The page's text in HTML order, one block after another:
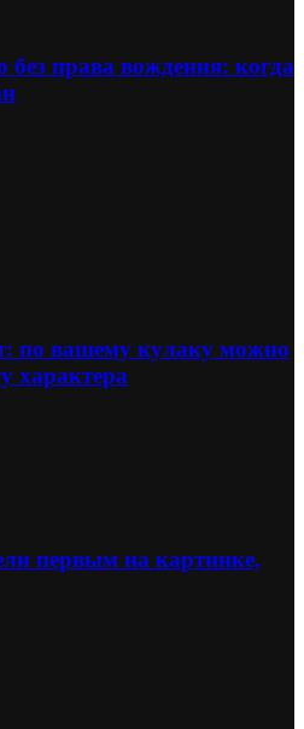
без права вождения: когда
по вашему кулаку можно
характера
первым на картинке,